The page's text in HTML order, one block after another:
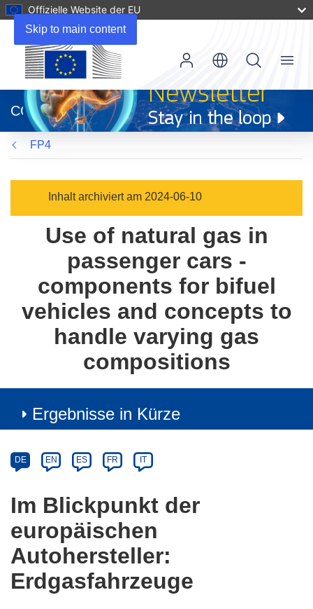
Skip to main content
Offizielle Website der EU
neuem
Fenster)
CORDIS
Menu
FP4
Inhalt archiviert am 2024-06-10
Use of natural gas in
passenger cars -
components for bifuel
vehicles and concepts to
handle varying gas
compositions
Ergebnisse in Kürze
Category
Article
available
the
following
languages:
DE EN ES FR IT
Im Blickpunkt der
europäischen
Autohersteller:
Erdgasfahrzeuge